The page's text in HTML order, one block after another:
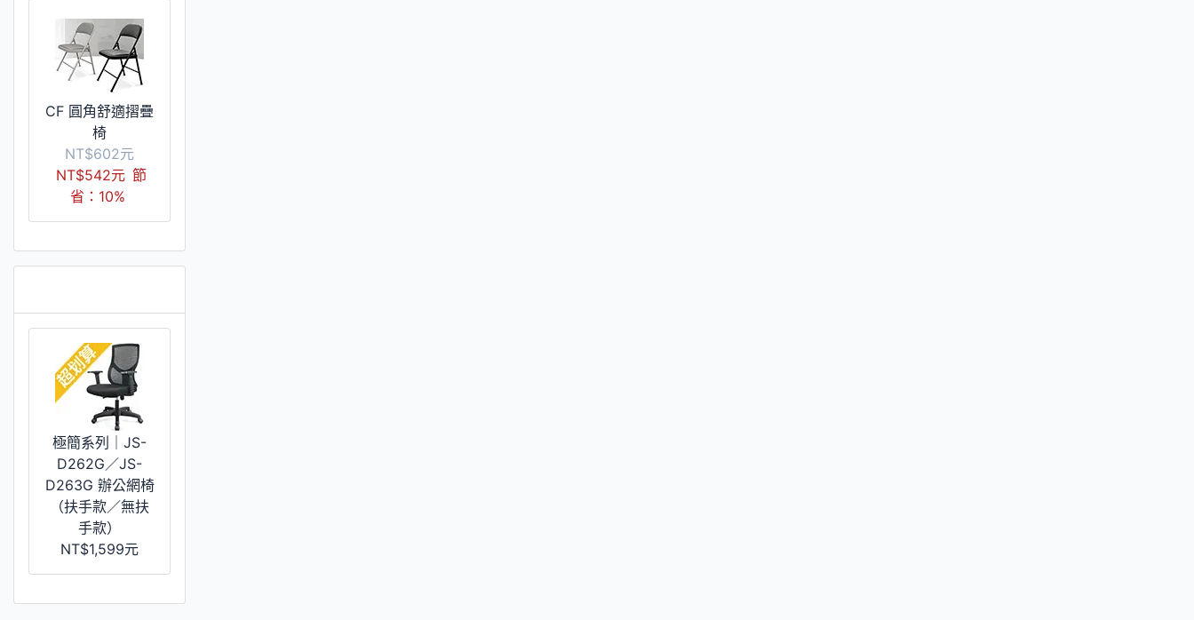
CF 圓角舒適摺疊
椅
NT$602元
NT$542元 節
省：10%
極簡系列｜JS-
D262G／JS-
D263G 辦公網椅
（扶手款／無扶
手款）
NT$1,599元